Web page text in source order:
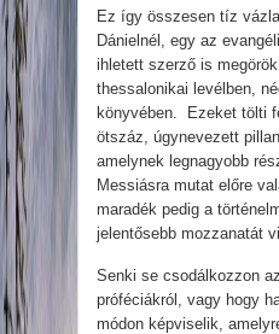
Ez így összesen tíz
Dánielnél, egy az
ihletett szerző is
thessalonikai levélben,
könyvében. Ezeket tölti
ötszáz, úgynevezett
amelynek legnagyobb
Messiásra mutat előre
maradék pedig a
jelentősebb mozzanatát
Senki se csodálkozzon
próféciákról, vagy hogy
módon képviselik,